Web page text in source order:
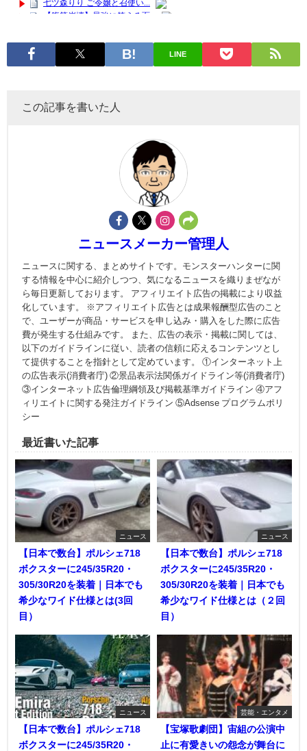
LINE
この記事を書いた人
ニュースメーカー管理人
ニュースに関する、まとめサイトです。モンスターハンターに関
する情報を中心に紹介しつつ、気になるニュースを織りまぜなが
ら毎日更新しております。 アフィリエイト広告の掲載により収益
化しています。 ※アフィリエイト広告とは成果報酬型広告のこと
で、ユーザーが商品・サービスを申し込み・購入をした際に広告
費が発生する仕組みです。 また、広告の表示・掲載に関しては、
以下のガイドラインに従い、読者の信頼に応えるコンテンツとし
て提供することを指針として定めています。 ①インターネット上
の広告表示(消費者庁) ②景品表示法関係ガイドライン等(消費者庁)
③インターネット広告倫理綱領及び掲載基準ガイドライン ④アフ
ィリエイトに関する発注ガイドライン ⑤Adsense プログラムポリ
シー
最近書いた記事
ニュース
【日本で数台】ポルシェ718
ボクスターに245/35R20・
305/30R20を装着｜日本でも
希少なワイド仕様とは(3回
目）
ニュース
【日本で数台】ポルシェ718
ボクスターに245/35R20・
305/30R20を装着｜日本でも
希少なワイド仕様とは（２回
目）
ニュース
【日本で数台】ポルシェ718
ボクスターに245/35R20・
芸能・エンタメ
【宝塚歌劇団】宙組の公演中
止に有愛きいの怨念が舞台に